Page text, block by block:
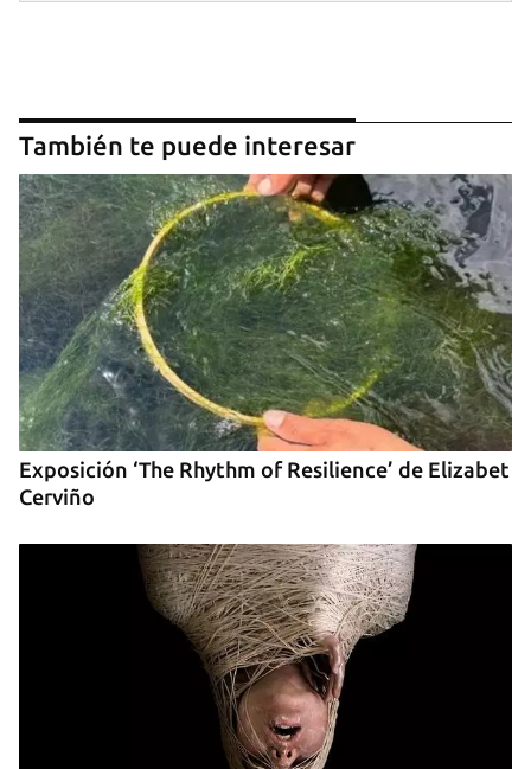
Guardar como favorito
Para poder guardar como favorito, primero has de
iniciar sesión con tu cuenta de 14ymedio.
INICIAR SESIÓN CANCELAR
También te puede interesar
Exposición ‘The Rhythm of Resilience’ de Elizabet
Cerviño